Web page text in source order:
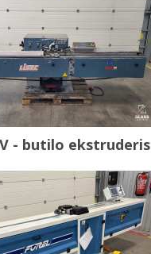
- butilo ekstruderis